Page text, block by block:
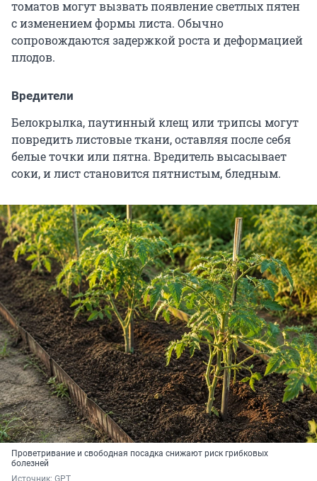
томатов могут вызвать появление светлых пятен
с изменением формы листа. Обычно
сопровождаются задержкой роста и деформацией
плодов.
Вредители
Белокрылка, паутинный клещ или трипсы могут
повредить листовые ткани, оставляя после себя
белые точки или пятна. Вредитель высасывает
соки, и лист становится пятнистым, бледным.
Проветривание и свободная посадка снижают риск грибковых
болезней
Источник: GPT